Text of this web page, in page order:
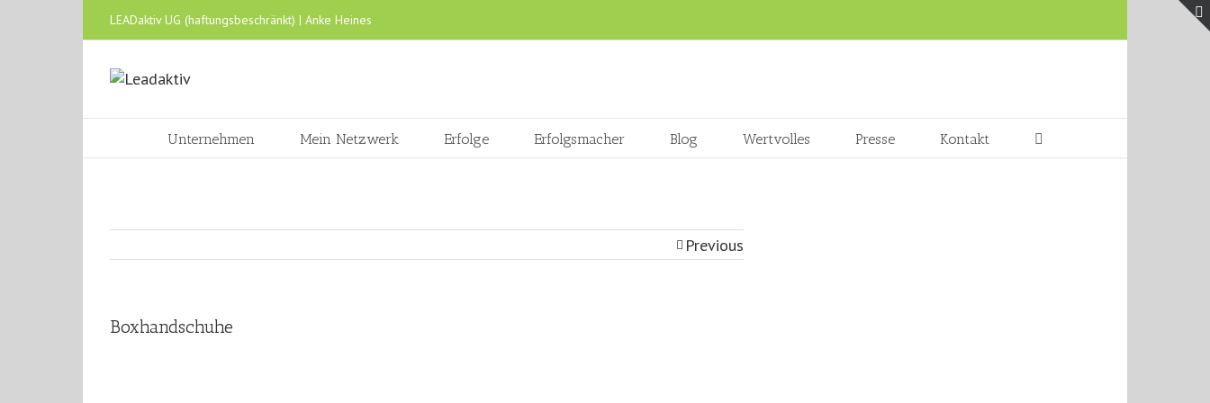
LEADaktiv UG (haftungsbeschränkt) | Anke Heines
Unternehmen Mein Netzwerk Erfolge Erfolgsmacher Blog Wertvolles Presse Kontakt
Previous
Boxhandschuhe